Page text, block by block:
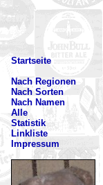
Startseite
Nach Regionen
Nach Sorten
Nach Namen
Alle
Statistik
Linkliste
Impressum